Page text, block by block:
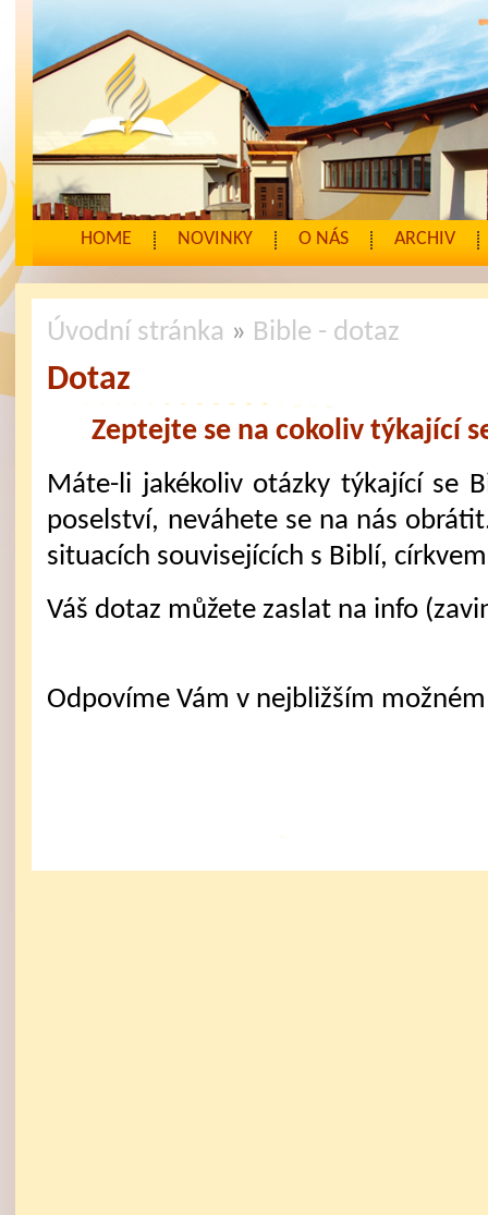
HOME NOVINKY O NÁS ARCHIV
Úvodní stránka » Bible - dotaz
Dotaz
Zeptejte se na cokoliv týkající
Máte-li jakékoliv otázky týkající se
poselství, neváhete se na nás
situacích souvisejících s Biblí,
Váš dotaz můžete zaslat na info
Odpovíme Vám v nejbližším